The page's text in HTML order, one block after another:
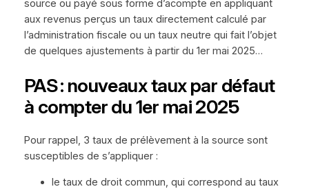
source ou payé sous forme d’acompte en appliquant
aux revenus perçus un taux directement calculé par
l’administration fiscale ou un taux neutre qui fait l’objet
de quelques ajustements à partir du 1er mai 2025…
PAS : nouveaux taux par défaut
à compter du 1er mai 2025
Pour rappel, 3 taux de prélèvement à la source sont
susceptibles de s’appliquer :
le taux de droit commun, qui correspond au taux